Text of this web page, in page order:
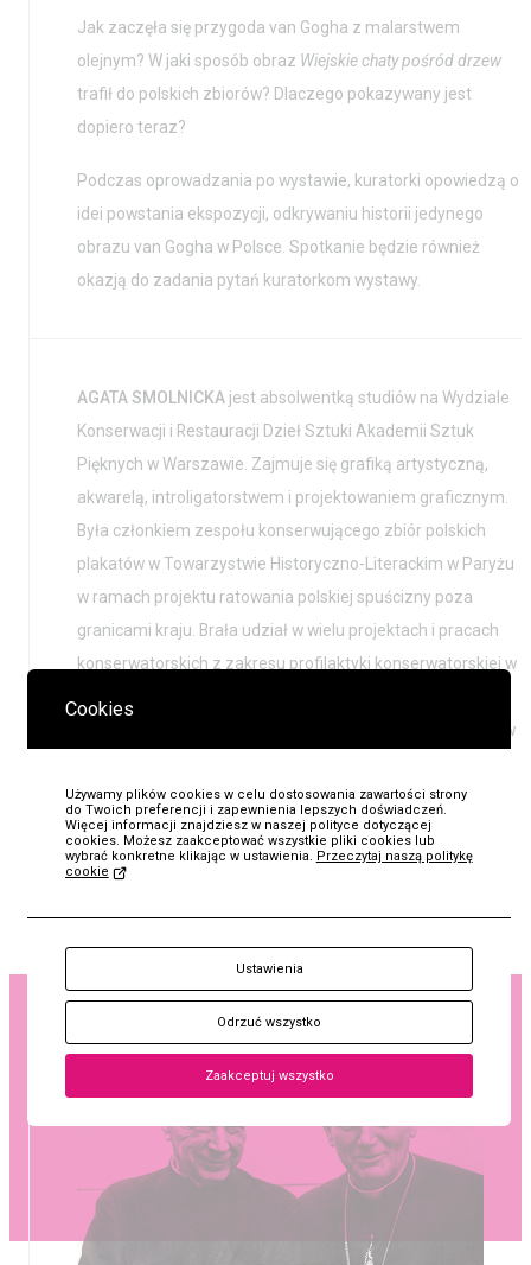
Pawła II
KUP
Bilet
Jak zaczęła się przygoda van Gogha z malarstwem
olejnym? W jaki sposób obraz Wiejskie chaty pośród drzew
trafił do polskich zbiorów? Dlaczego pokazywany jest
dopiero teraz?
Podczas oprowadzania po wystawie, kuratorki opowiedzą o
idei powstania ekspozycji, odkrywaniu historii jedynego
obrazu van Gogha w Polsce. Spotkanie będzie również
okazją do zadania pytań kuratorkom wystawy.
AGATA SMOLNICKA jest absolwentką studiów na Wydziale
Konserwacji i Restauracji Dzieł Sztuki Akademii Sztuk
Pięknych w Warszawie. Zajmuje się grafiką artystyczną,
akwarelą, introligatorstwem i projektowaniem graficznym.
Była członkiem zespołu konserwującego zbiór polskich
plakatów w Towarzystwie Historyczno-Literackim w Paryżu
w ramach projektu ratowania polskiej spuścizny poza
granicami kraju. Brała udział w wielu projektach i pracach
konserwatorskich z zakresu profilaktyki konserwatorskiej w
Narodowej – Instytucie Audiowizualnym, obecnie pracuje w
Jana Pawła II i Prymasa Wyszyńskiego.
Liczba miejsc ograniczona. Zachęcamy do
wcześniejszego
Muzeum.
papież Jan Paweł II
prymas Stefan Wyszyński
Cookies
Używamy plików cookies w celu dostosowania zawartości strony
do Twoich preferencji i zapewnienia lepszych doświadczeń.
Więcej informacji znajdziesz w naszej polityce dotyczącej
cookies. Możesz zaakceptować wszystkie pliki cookies lub
wybrać konkretne klikając w ustawienia. Przeczytaj naszą politykę
cookie
Ustawienia
Odrzuć wszystko
Zaakceptuj wszystko